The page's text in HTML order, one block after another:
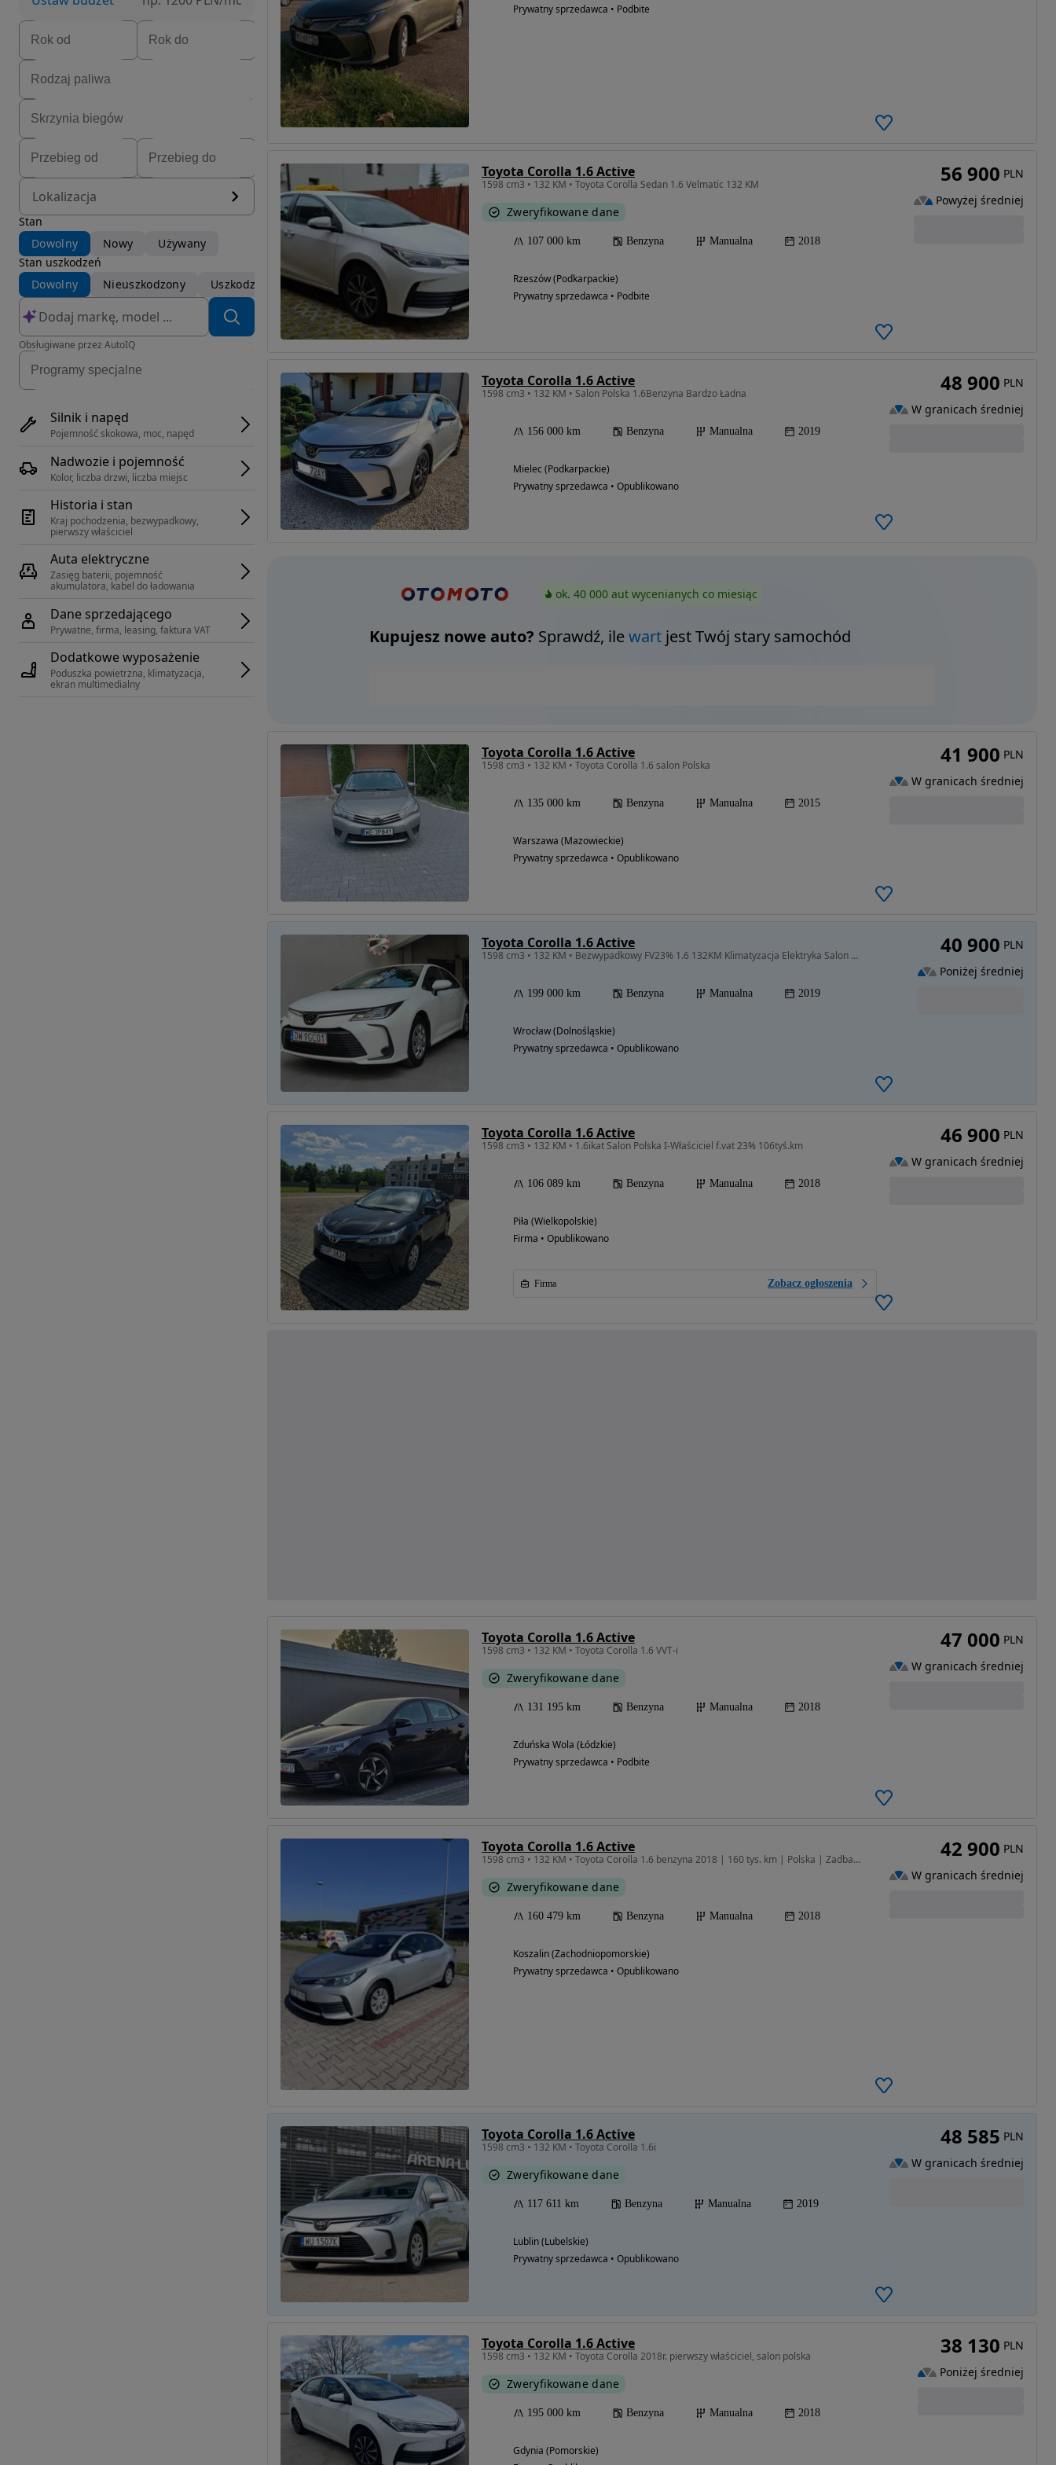
Lokalizacja
Stan
Dowolny
Nowy
Używany
Stan uszkodzeń
Dowolny
Nieuszkodzony Uszkodzony
Obsługiwane przez AutoIQ
Silnik i napęd
Pojemność skokowa, moc, napęd
Nadwozie i pojemność
Kolor, liczba drzwi, liczba miejsc
Historia i stan
Kraj pochodzenia, bezwypadkowy,
pierwszy właściciel
Auta elektryczne
Zasięg baterii, pojemność
akumulatora, kabel do ładowania
Dane sprzedającego
Prywatne, firma, leasing, faktura VAT
Dodatkowe wyposażenie
Poduszka powietrzna, klimatyzacja,
ekran multimedialny
Prywatny sprzedawca • Podbite
Toyota Corolla 1.6 Active
1598 cm3 • 132 KM • Toyota Corolla Sedan 1.6 Velmatic 132 KM
Zweryfikowane dane
107 000 km Benzyna Manualna 2018
Rzeszów (Podkarpackie)
Prywatny sprzedawca • Podbite
56 900 PLN
Powyżej średniej
Toyota Corolla 1.6 Active
1598 cm3 • 132 KM • Salon Polska 1.6Benzyna Bardzo Ładna
156 000 km Benzyna Manualna 2019
Mielec (Podkarpackie)
Prywatny sprzedawca • Opublikowano
48 900 PLN
W granicach średniej
ok. 40 000 aut wycenianych co miesiąc
Kupujesz nowe auto? Sprawdź, ilewartjest Twój stary samochód
Toyota Corolla 1.6 Active
1598 cm3 • 132 KM • Toyota Corolla 1.6 salon Polska
135 000 km Benzyna Manualna 2015
Warszawa (Mazowieckie)
Prywatny sprzedawca • Opublikowano
41 900 PLN
W granicach średniej
Toyota Corolla 1.6 Active
1598 cm3 • 132 KM • Bezwypadkowy FV23% 1.6 132KM Klimatyzacja Elektryka Salon Polska
199 000 km Benzyna Manualna 2019
Wrocław (Dolnośląskie)
Prywatny sprzedawca • Opublikowano
40 900 PLN
Poniżej średniej
Toyota Corolla 1.6 Active
1598 cm3 • 132 KM • 1.6ikat Salon Polska I-Właściciel f.vat 23% 106tyś.km
106 089 km Benzyna Manualna 2018
Piła (Wielkopolskie)
Firma • Opublikowano
Firma Zobacz ogłoszenia
46 900 PLN
W granicach średniej
Toyota Corolla 1.6 Active
1598 cm3 • 132 KM • Toyota Corolla 1.6 VVT-i
Zweryfikowane dane
131 195 km Benzyna Manualna 2018
Zduńska Wola (Łódzkie)
Prywatny sprzedawca • Podbite
47 000 PLN
W granicach średniej
Toyota Corolla 1.6 Active
1598 cm3 • 132 KM • Toyota Corolla 1.6 benzyna 2018 | 160 tys. km | Polska | Zadbana
Zweryfikowane dane
160 479 km Benzyna Manualna 2018
Koszalin (Zachodniopomorskie)
Prywatny sprzedawca • Opublikowano
42 900 PLN
W granicach średniej
Toyota Corolla 1.6 Active
1598 cm3 • 132 KM • Toyota Corolla 1.6i
Zweryfikowane dane
117 611 km Benzyna Manualna 2019
Lublin (Lubelskie)
Prywatny sprzedawca • Opublikowano
48 585 PLN
W granicach średniej
Toyota Corolla 1.6 Active
1598 cm3 • 132 KM • Toyota Corolla 2018r. pierwszy właściciel, salon polska
Zweryfikowane dane
195 000 km Benzyna Manualna 2018
Gdynia (Pomorskie)
38 130 PLN
Poniżej średniej